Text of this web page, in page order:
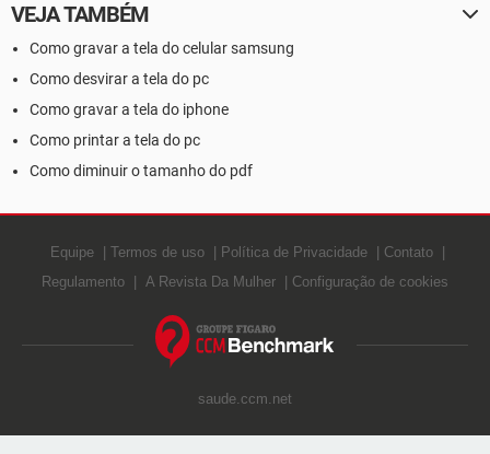
VEJA TAMBÉM
Como gravar a tela do celular samsung
Como desvirar a tela do pc
Como gravar a tela do iphone
Como printar a tela do pc
Como diminuir o tamanho do pdf
Equipe Termos de uso Política de Privacidade
Contato
Regulamento
A Revista Da Mulher Configuração de cookies
saude.ccm.net